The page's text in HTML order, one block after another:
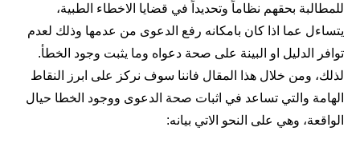
للمطالبة بحقهم نظاماً وتحديداً في قضايا الاخطاء الطبية،
يتساءل عما اذا كان بامكانه رفع الدعوى من عدمها وذلك لعدم
توافر الدليل او البينة على صحة دعواه وما يثبت وجود الخطأ.
لذلك، ومن خلال هذا المقال فاننا سوف نركز على ابرز النقاط
الهامة والتي تساعد في اثبات صحة الدعوى ووجود الخطا حيال
الواقعة، وهي على النحو الاتي بيانه: